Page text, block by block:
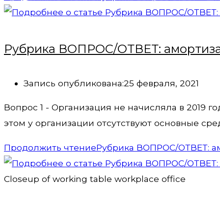
Рубрика ВОПРОС/ОТВЕТ:
Запись опубликована:25 февраля, 2021
Вопрос 1 - Организация не начисляла в 2019
этом у организации отсутствуют основные
Продолжить чтениеРубрика ВОПРОС/ОТВЕТ:
Closeup of working table workplace office